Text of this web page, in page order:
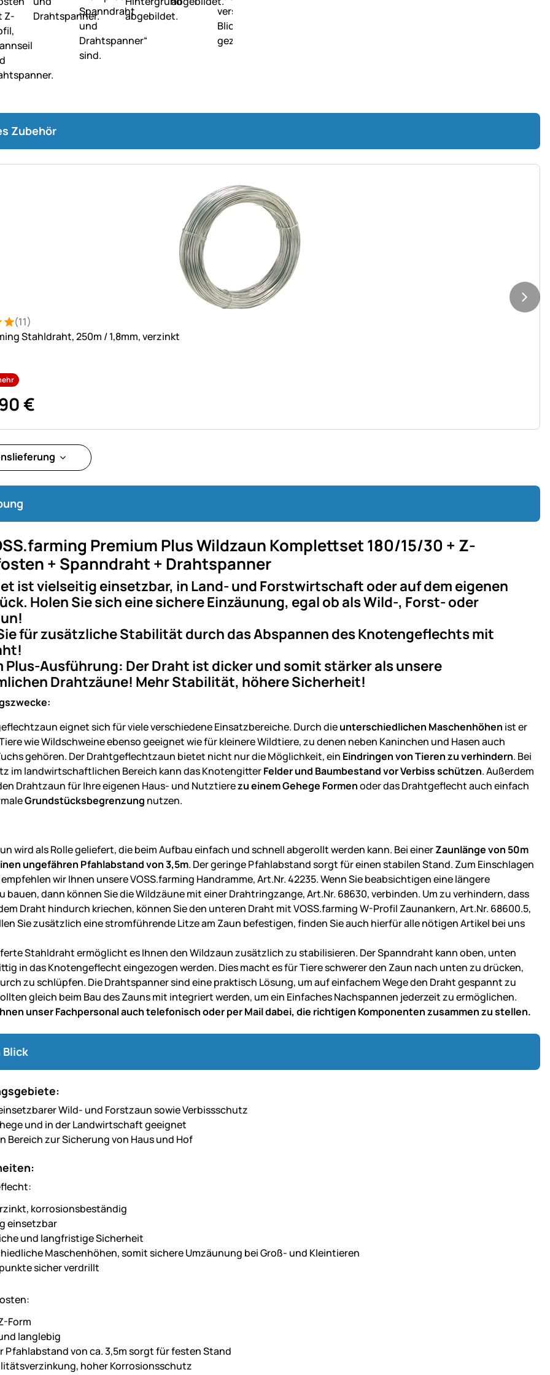
Zubehör
5 von 5 (11 Bewertungen)
(11)
Stahldraht, 250m / 1,8mm, verzinkt
€
Premium Plus Wildzaun Komplettset 180/15/30 + Z-
+ Spanndraht + Drahtspanner
ist vielseitig einsetzbar, in Land- und Forstwirtschaft oder auf dem eigenen
Holen Sie sich eine sichere Einzäunung, egal ob als Wild-, Forst- oder
für zusätzliche Stabilität durch das Abspannen des Knotengeflechts mit
Plus-Ausführung: Der Draht ist dicker und somit stärker als unsere
Drahtzäune! Mehr Stabilität, höhere Sicherheit!
eignet sich für viele verschiedene Einsatzbereiche. Durch dieunterschiedlichen Maschenhöhen ist er
wie Wildschweine ebenso geeignet wie für kleinere Wildtiere, zu denen neben Kaninchen und Hasen auch
gehören. Der Drahtgeflechtzaun bietet nicht nur die Möglichkeit, ein Eindringen von Tieren zu verhindern. Bei
im landwirtschaftlichen Bereich kann das KnotengitterFelder und Baumbestand vor Verbiss schützen. Außerdem
Drahtzaun für Ihre eigenen Haus- und Nutztierezu einem Gehege Formenoder das Drahtgeflecht auch einfach
Grundstücksbegrenzung nutzen.
wird als Rolle geliefert, die beim Aufbau einfach und schnell abgerollt werden kann. Bei einerZaunlänge von 50m
ungefähren Pfahlabstand von 3,5m. Der geringe Pfahlabstand sorgt für einen stabilen Stand. Zum Einschlagen
wir Ihnen unsere VOSS.farming Handramme, Art.Nr. 42235. Wenn Sie beabsichtigen eine längere
bauen, dann können Sie die Wildzäune mit einer Drahtringzange, Art.Nr. 68630, verbinden. Um zu verhindern, dass
Draht hindurch kriechen, können Sie den unteren Draht mit VOSS.farming W-Profil Zaunankern, Art.Nr. 68600.5,
Sie zusätzlich eine stromführende Litze am Zaun befestigen, finden Sie auch hierfür alle nötigen Artikel bei uns
Stahldraht ermöglicht es Ihnen den Wildzaun zusätzlich zu stabilisieren. Der Spanndraht kann oben, unten
in das Knotengeflecht eingezogen werden. Dies macht es für Tiere schwerer den Zaun nach unten zu drücken,
zu schlüpfen. Die Drahtspanner sind eine praktisch Lösung, um auf einfachem Wege den Draht gespannt zu
gleich beim Bau des Zauns mit integriert werden, um ein Einfaches Nachspannen jederzeit zu ermöglichen.
unser Fachpersonal auch telefonisch oder per Mail dabei, die richtigen Komponenten zusammen zu stellen.
Blick
Wild- und Forstzaun sowie Verbissschutz
und in der Landwirtschaft geeignet
Bereich zur Sicherung von Haus und Hof
korrosionsbeständig
einsetzbar
und langfristige Sicherheit
Maschenhöhen, somit sichere Umzäunung bei Groß- und Kleintieren
sicher verdrillt
Form
langlebig
Pfahlabstand von ca. 3,5m sorgt für festen Stand
hoher Korrosionsschutz